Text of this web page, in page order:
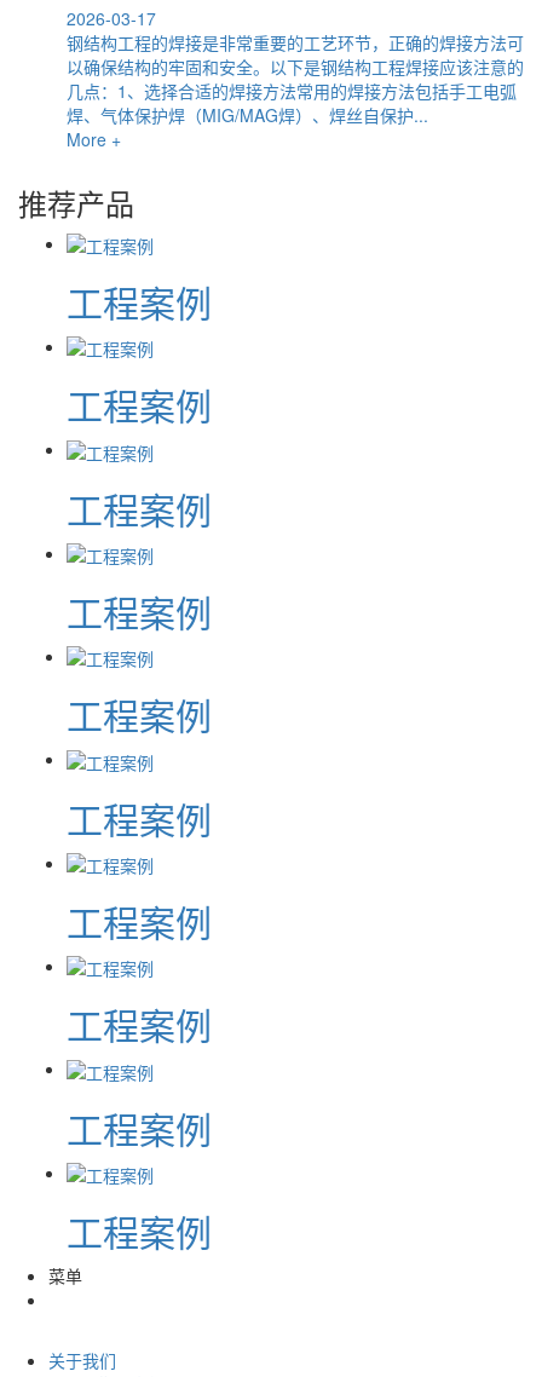
2026-03-17
钢结构工程的焊接是非常重要的工艺环节，正确的焊接方法可
以确保结构的牢固和安全。以下是钢结构工程焊接应该注意的
几点：1、选择合适的焊接方法常用的焊接方法包括手工电弧
焊、气体保护焊（MIG/MAG焊）、焊丝自保护...
More +
推荐产品
工程案例
工程案例
工程案例
工程案例
工程案例
工程案例
工程案例
工程案例
工程案例
工程案例
菜单
关于我们